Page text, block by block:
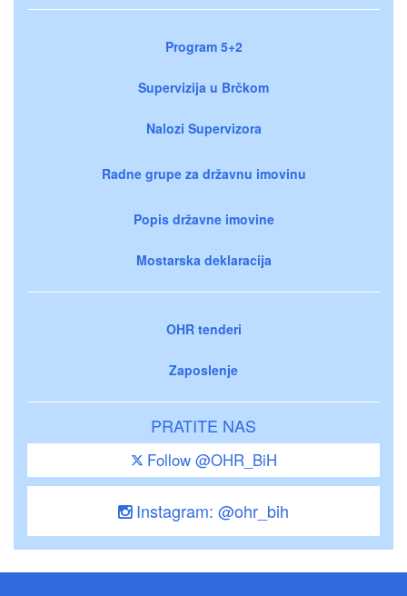
Program 5+2
Supervizija u Brčkom
Nalozi Supervizora
Radne grupe za državnu imovinu
Popis državne imovine
Mostarska deklaracija
OHR tenderi
Zaposlenje
PRATITE NAS
Follow @OHR_BiH
Instagram: @ohr_bih